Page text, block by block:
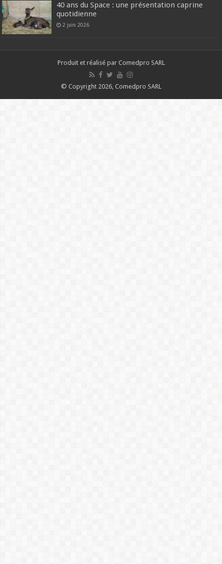
40 ans du Space : une présentation caprine
quotidienne
2 juin 2026
Produit et réalisé par Comedpro SARL
© Copyright 2026, Comedpro SARL